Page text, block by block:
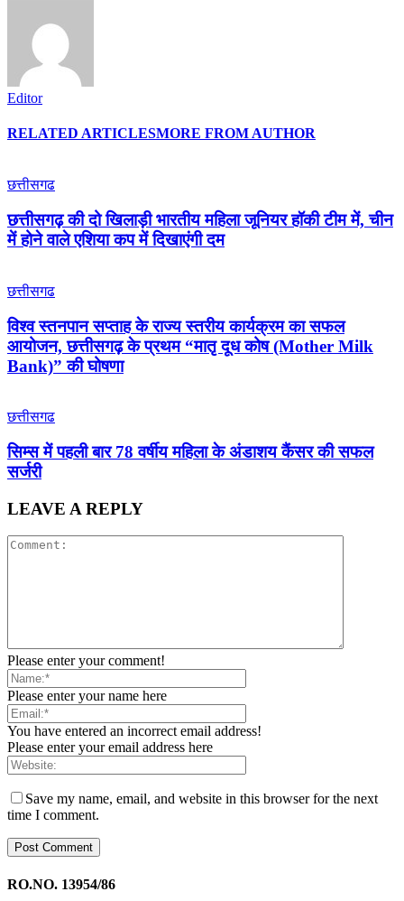
Editor
RELATED ARTICLESMORE FROM AUTHOR
छत्तीसगढ
छत्तीसगढ़ की दो खिलाड़ी भारतीय महिला जूनियर हॉकी टीम में, चीन
में होने वाले एशिया कप में दिखाएंगी दम
छत्तीसगढ
विश्व स्तनपान सप्ताह के राज्य स्तरीय कार्यक्रम का सफल
आयोजन, छत्तीसगढ़ के प्रथम “मातृ दूध कोष (Mother Milk
Bank)” की घोषणा
छत्तीसगढ
सिम्स में पहली बार 78 वर्षीय महिला के अंडाशय कैंसर की सफल
सर्जरी
LEAVE A REPLY
Please enter your comment!
Please enter your name here
You have entered an incorrect email address!
Please enter your email address here
Save my name, email, and website in this browser for the next
time I comment.
RO.NO. 13954/86